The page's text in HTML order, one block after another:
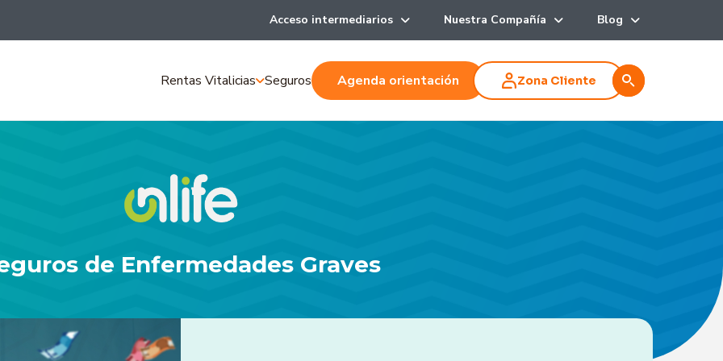
Acceso intermediarios Nuestra Compañía Blog
Rentas Vitalicias Seguros Agenda orientación Zona Cliente
de Enfermedades Graves